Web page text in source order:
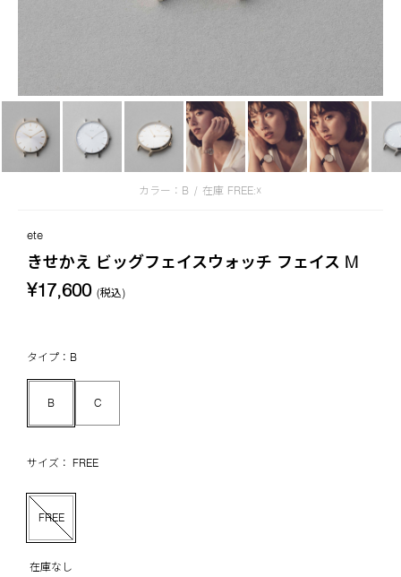
カラー：B / 在庫 FREE:☓
ete
きせかえ ビッグフェイスウォッチ フェイス M
¥17,600 (税込)
タイプ：B
B C
サイズ： FREE
FREE
在庫なし